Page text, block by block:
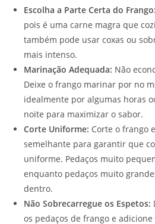
Escolha a Parte Certa do Frango:
pois é uma carne magra que
também pode usar coxas ou
mais intenso.
Marinação Adequada: Não
Deixe o frango marinar por no
idealmente por algumas horas
noite para maximizar o sabor.
Corte Uniforme: Corte o frango
semelhante para garantir que
uniforme. Pedaços muito
enquanto pedaços muito
dentro.
Não Sobrecarregue os Espetos:
os pedaços de frango e adicione